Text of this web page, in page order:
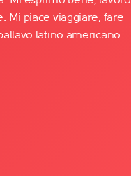
Mi piace viaggiare, fare
latino americano.